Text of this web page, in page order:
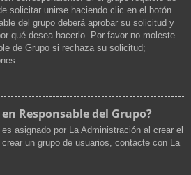
solicitar unirse haciendo clic en el botón
del grupo deberá aprobar su solicitud y
qué desea hacerlo. Por favor no moleste
de Grupo si rechaza su solicitud;
Responsable del Grupo?
asignado por La Administración al crear el
un grupo de usuarios, contacte con La